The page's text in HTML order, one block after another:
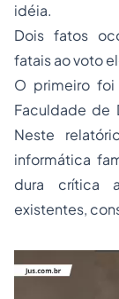
idéia.
Dois fatos
fatais ao voto
O primeiro foi
Faculdade de
Neste
informática
dura crítica
existentes,